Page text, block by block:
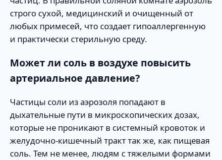
строго сухой, медицинский и очищенный от
любых примесей, что создает гипоаллергенную
и практически стерильную среду.
Может ли соль в воздухе повысить
артериальное давление?
Частицы соли из аэрозоля попадают в
дыхательные пути в микроскопических дозах,
которые не проникают в системный кровоток и
желудочно-кишечный тракт так же, как пищевая
соль. Тем не менее, людям с тяжелыми формами